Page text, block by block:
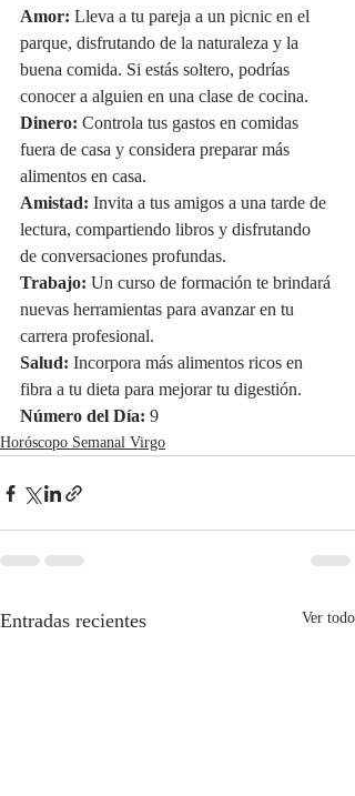
Amor: Lleva a tu pareja a un picnic en el
parque, disfrutando de la naturaleza y la
buena comida. Si estás soltero, podrías
conocer a alguien en una clase de cocina.
Dinero: Controla tus gastos en comidas
fuera de casa y considera preparar más
alimentos en casa.
Amistad: Invita a tus amigos a una tarde de
lectura, compartiendo libros y disfrutando
de conversaciones profundas.
Trabajo: Un curso de formación te brindará
nuevas herramientas para avanzar en tu
carrera profesional.
Salud: Incorpora más alimentos ricos en
fibra a tu dieta para mejorar tu digestión.
Número del Día: 9
Horóscopo Semanal Virgo
Entradas recientes Ver todo